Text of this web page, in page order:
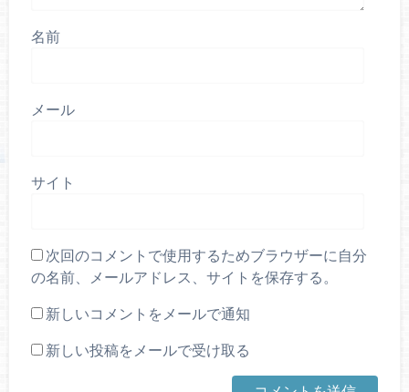
名前
メール
サイト
次回のコメントで使用するためブラウザーに自分
の名前、メールアドレス、サイトを保存する。
新しいコメントをメールで通知
新しい投稿をメールで受け取る